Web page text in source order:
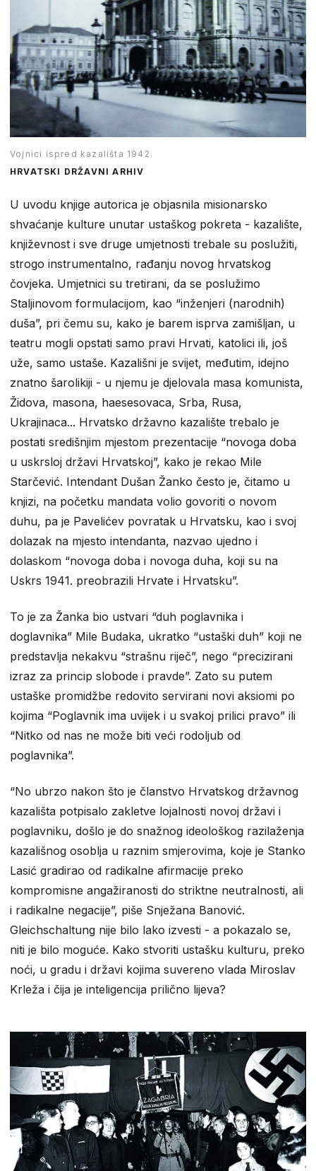
Vojnici ispred kazališta 1942.
HRVATSKI DRŽAVNI ARHIV
U uvodu knjige autorica je objasnila misionarsko
shvaćanje kulture unutar ustaškog pokreta - kazalište,
književnost i sve druge umjetnosti trebale su poslužiti,
strogo instrumentalno, rađanju novog hrvatskog
čovjeka. Umjetnici su tretirani, da se poslužimo
Staljinovom formulacijom, kao “inženjeri (narodnih)
duša”, pri čemu su, kako je barem isprva zamišljan, u
teatru mogli opstati samo pravi Hrvati, katolici ili, još
uže, samo ustaše. Kazališni je svijet, međutim, idejno
znatno šarolikiji - u njemu je djelovala masa komunista,
Židova, masona, haesesovaca, Srba, Rusa,
Ukrajinaca... Hrvatsko državno kazalište trebalo je
postati središnjim mjestom prezentacije “novoga doba
u uskrsloj državi Hrvatskoj”, kako je rekao Mile
Starčević. Intendant Dušan Žanko često je, čitamo u
knjizi, na početku mandata volio govoriti o novom
duhu, pa je Pavelićev povratak u Hrvatsku, kao i svoj
dolazak na mjesto intendanta, nazvao ujedno i
dolaskom “novoga doba i novoga duha, koji su na
Uskrs 1941. preobrazili Hrvate i Hrvatsku”.
To je za Žanka bio ustvari “duh poglavnika i
doglavnika” Mile Budaka, ukratko “ustaški duh” koji ne
predstavlja nekakvu “strašnu riječ”, nego “precizirani
izraz za princip slobode i pravde”. Zato su putem
ustaške promidžbe redovito servirani novi aksiomi po
kojima “Poglavnik ima uvijek i u svakoj prilici pravo” ili
“Nitko od nas ne može biti veći rodoljub od
poglavnika”.
“No ubrzo nakon što je članstvo Hrvatskog državnog
kazališta potpisalo zakletve lojalnosti novoj državi i
poglavniku, došlo je do snažnog ideološkog razilaženja
kazališnog osoblja u raznim smjerovima, koje je Stanko
Lasić gradirao od radikalne afirmacije preko
kompromisne angažiranosti do striktne neutralnosti, ali
i radikalne negacije”, piše Snježana Banović.
Gleichschaltung nije bilo lako izvesti - a pokazalo se,
niti je bilo moguće. Kako stvoriti ustašku kulturu, preko
noći, u gradu i državi kojima suvereno vlada Miroslav
Krleža i čija je inteligencija prilično lijeva?